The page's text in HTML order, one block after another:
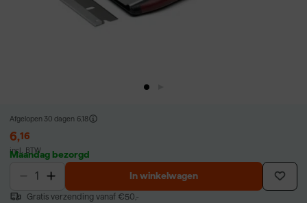
Afgelopen 30 dagen 6,18
6,16
incl. BTW
Maandag bezorgd
In winkelwagen
Gratis verzending vanaf €50,-